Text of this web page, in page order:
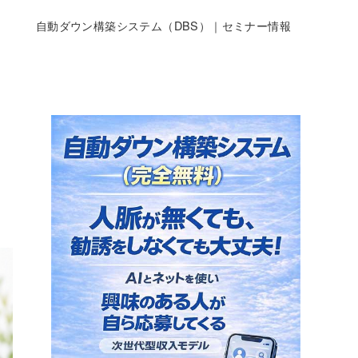
自動ダウン構築システム（DBS）｜セミナー情報